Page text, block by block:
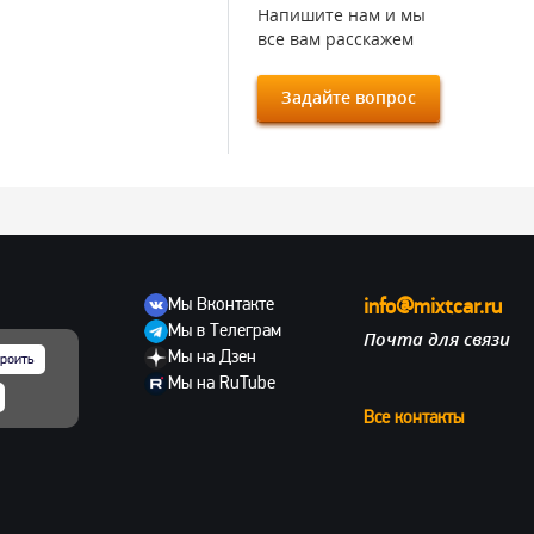
Напишите нам и мы
все вам расскажем
Задайте вопрос
Мы Вконтакте
Мы в Телеграм
Мы на Дзен
Мы на RuTube
info@mixtcar.ru
Почта для связи
Все контакты